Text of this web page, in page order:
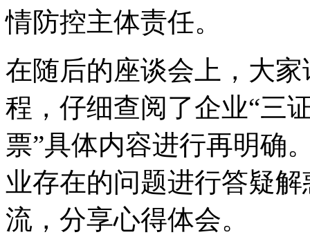
情防控主体责任。
在随后的座谈会上，大
程，仔细查阅了企业“三
票”具体内容进行再明确
业存在的问题进行答疑
流，分享心得体会。